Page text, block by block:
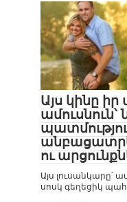
Այս կինը իր
ամուսնուն՝
ու
Այս լուսանկարը՝
սոսկ գեղեցիկ պահ